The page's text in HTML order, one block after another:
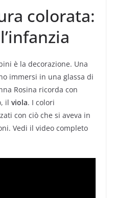
colorata:
è la decorazione. Una
immersi in una glassa di
Rosina ricorda con
il viola. I colori
con ciò che si aveva in
Vedi il video completo